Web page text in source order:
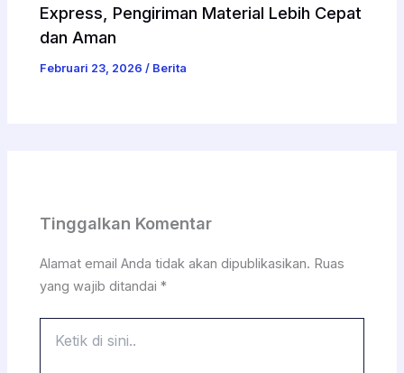
Express, Pengiriman Material Lebih Cepat
dan Aman
Februari 23, 2026/ Berita
Tinggalkan Komentar
Alamat email Anda tidak akan dipublikasikan. Ruas
yang wajib ditandai*